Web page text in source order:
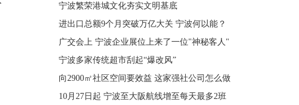
宁波繁荣港城文化夯实文明基底
进出口总额9个月突破万亿大关 宁波何以能？
广交会上 宁波企业展位上来了一位"神秘客人"
宁波多家传统超市刮起“爆改风”
向2900㎡社区空间要效益 这家强社公司怎么做
10月27日起 宁波至大阪航线增至每天最多2班